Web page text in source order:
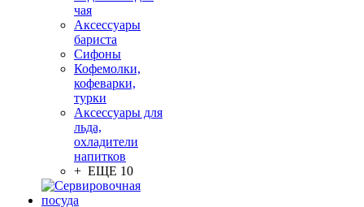
чая
Аксессуары
бариста
Сифоны
Кофемолки,
кофеварки,
турки
Аксессуары для
льда,
охладители
напитков
+ ЕЩЕ 10